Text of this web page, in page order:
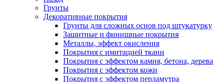
Грунты
Декоративные покрытия
Грунты для сложных основ под штукатурку
Защитные и финишные покрытия
Металлы, эффект окисления
Покрытия с имитацией ткани
Покрытия с эффектом камня, бетона, дерева
Покрытия с эффектом кожи
Покрытия с эффектом перламутра